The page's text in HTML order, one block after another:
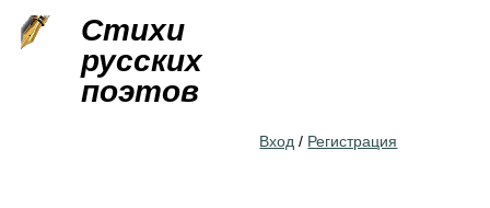
Стихи
русских
поэтов
Вход / Регистрация